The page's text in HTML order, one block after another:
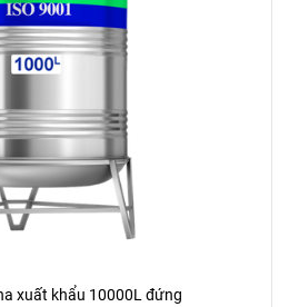
xuất khẩu 10000L đứng